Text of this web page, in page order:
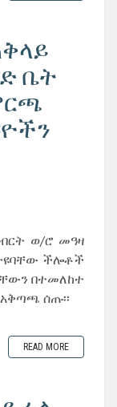
ቤት
ወ/ሮ መዓዛ
ችሎቶች
በተመለከተ
ሰጡ፡፡
READ MORE